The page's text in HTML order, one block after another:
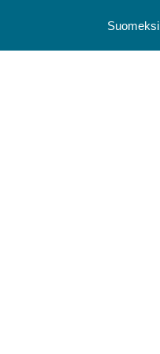
Suomeksi